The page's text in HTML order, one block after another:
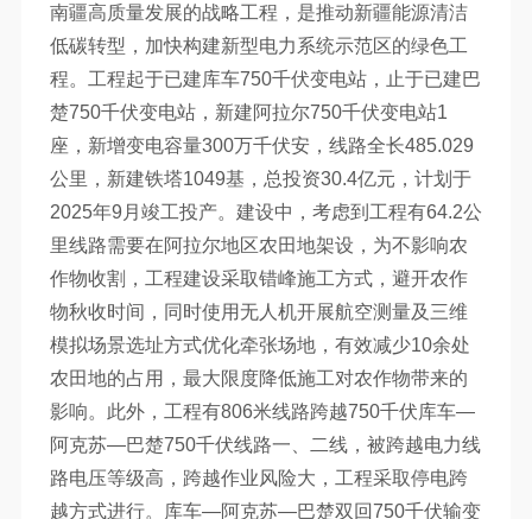
南疆高质量发展的战略工程，是推动新疆能源清洁
低碳转型，加快构建新型电力系统示范区的绿色工
程。工程起于已建库车750千伏变电站，止于已建巴
楚750千伏变电站，新建阿拉尔750千伏变电站1
座，新增变电容量300万千伏安，线路全长485.029
公里，新建铁塔1049基，总投资30.4亿元，计划于
2025年9月竣工投产。建设中，考虑到工程有64.2公
里线路需要在阿拉尔地区农田地架设，为不影响农
作物收割，工程建设采取错峰施工方式，避开农作
物秋收时间，同时使用无人机开展航空测量及三维
模拟场景选址方式优化牵张场地，有效减少10余处
农田地的占用，最大限度降低施工对农作物带来的
影响。此外，工程有806米线路跨越750千伏库车—
阿克苏—巴楚750千伏线路一、二线，被跨越电力线
路电压等级高，跨越作业风险大，工程采取停电跨
越方式进行。库车—阿克苏—巴楚双回750千伏输变